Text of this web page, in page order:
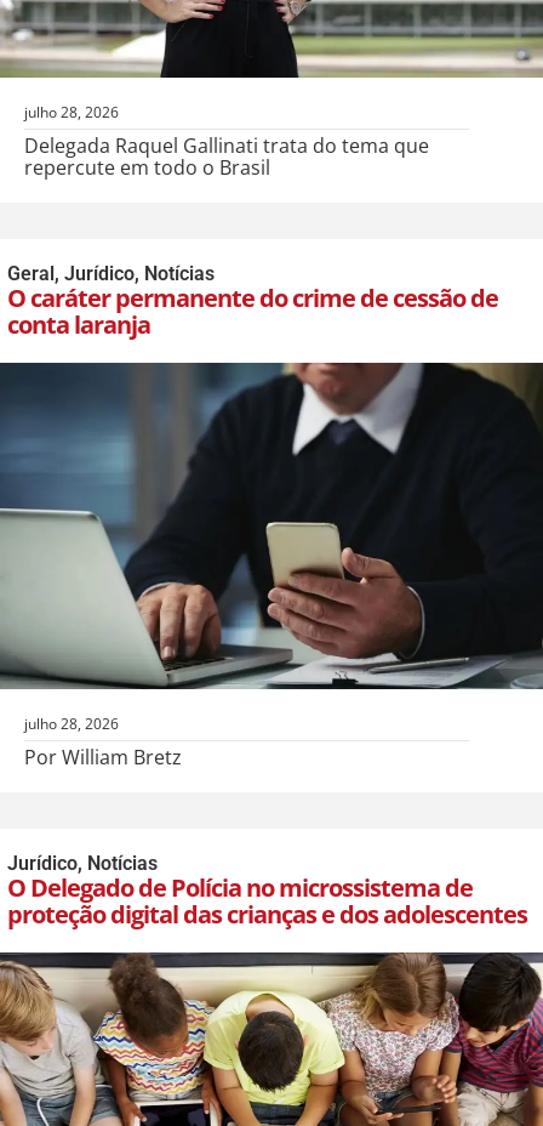
julho 28, 2026
Delegada Raquel Gallinati trata do tema que
repercute em todo o Brasil
Geral, Jurídico, Notícias
O caráter permanente do crime de cessão de
conta laranja
julho 28, 2026
Por William Bretz
Jurídico, Notícias
O Delegado de Polícia no microssistema de
proteção digital das crianças e dos adolescentes